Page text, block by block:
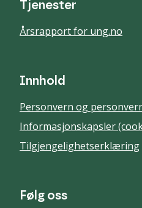
Tjenester
Årsrapport for ung.no
Innhold
Personvern og
Informasjonskapsler
Tilgjengelighetserklæring
Følg oss